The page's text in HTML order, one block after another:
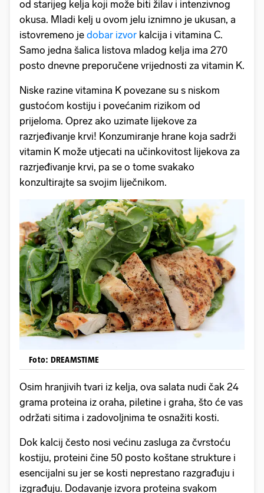
od starijeg kelja koji može biti žilav i intenzivnog
okusa. Mladi kelj u ovom jelu iznimno je ukusan, a
istovremeno je dobar izvor kalcija i vitamina C.
Samo jedna šalica listova mladog kelja ima 270
posto dnevne preporučene vrijednosti za vitamin K.
Niske razine vitamina K povezane su s niskom
gustoćom kostiju i povećanim rizikom od
prijeloma. Oprez ako uzimate lijekove za
razrjeđivanje krvi! Konzumiranje hrane koja sadrži
vitamin K može utjecati na učinkovitost lijekova za
razrjeđivanje krvi, pa se o tome svakako
konzultirajte sa svojim liječnikom.
Foto: DREAMSTIME
Osim hranjivih tvari iz kelja, ova salata nudi čak 24
grama proteina iz oraha, piletine i graha, što će vas
održati sitima i zadovoljnima te osnažiti kosti.
Dok kalcij često nosi većinu zasluga za čvrstoću
kostiju, proteini čine 50 posto koštane strukture i
esencijalni su jer se kosti neprestano razgrađuju i
izgrađuju. Dodavanje izvora proteina svakom